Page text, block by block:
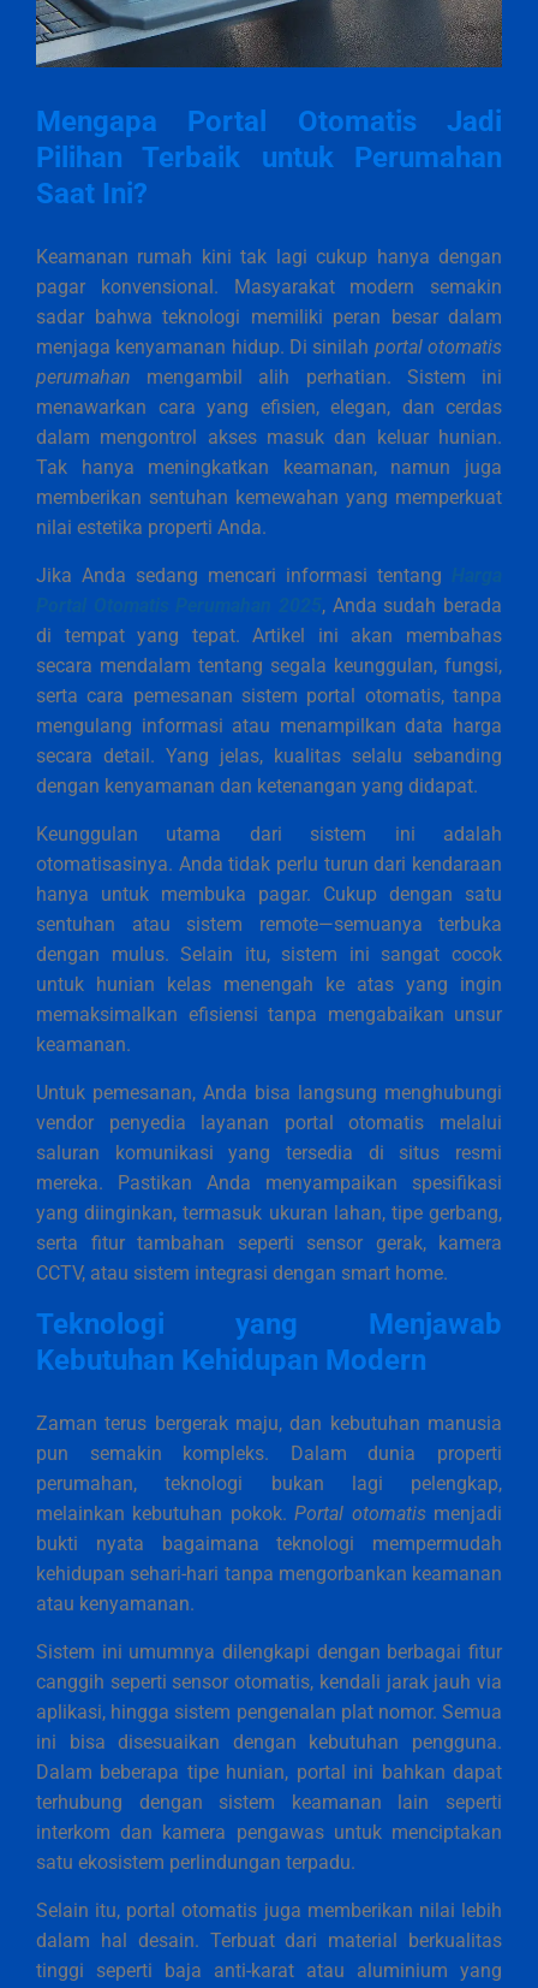
Mengapa Portal Otomatis Jadi
Pilihan Terbaik untuk Perumahan
Saat Ini?
Keamanan rumah kini tak lagi cukup hanya dengan
pagar konvensional. Masyarakat modern semakin
sadar bahwa teknologi memiliki peran besar dalam
menjaga kenyamanan hidup. Di sinilah portal otomatis
perumahan mengambil alih perhatian. Sistem ini
menawarkan cara yang efisien, elegan, dan cerdas
dalam mengontrol akses masuk dan keluar hunian.
Tak hanya meningkatkan keamanan, namun juga
memberikan sentuhan kemewahan yang memperkuat
nilai estetika properti Anda.
Jika Anda sedang mencari informasi tentang Harga
Portal Otomatis Perumahan 2025, Anda sudah berada
di tempat yang tepat. Artikel ini akan membahas
secara mendalam tentang segala keunggulan, fungsi,
serta cara pemesanan sistem portal otomatis, tanpa
mengulang informasi atau menampilkan data harga
secara detail. Yang jelas, kualitas selalu sebanding
dengan kenyamanan dan ketenangan yang didapat.
Keunggulan utama dari sistem ini adalah
otomatisasinya. Anda tidak perlu turun dari kendaraan
hanya untuk membuka pagar. Cukup dengan satu
sentuhan atau sistem remote—semuanya terbuka
dengan mulus. Selain itu, sistem ini sangat cocok
untuk hunian kelas menengah ke atas yang ingin
memaksimalkan efisiensi tanpa mengabaikan unsur
keamanan.
Untuk pemesanan, Anda bisa langsung menghubungi
vendor penyedia layanan portal otomatis melalui
saluran komunikasi yang tersedia di situs resmi
mereka. Pastikan Anda menyampaikan spesifikasi
yang diinginkan, termasuk ukuran lahan, tipe gerbang,
serta fitur tambahan seperti sensor gerak, kamera
CCTV, atau sistem integrasi dengan smart home.
Teknologi yang Menjawab
Kebutuhan Kehidupan Modern
Zaman terus bergerak maju, dan kebutuhan manusia
pun semakin kompleks. Dalam dunia properti
perumahan, teknologi bukan lagi pelengkap,
melainkan kebutuhan pokok.Portal otomatismenjadi
bukti nyata bagaimana teknologi mempermudah
kehidupan sehari-hari tanpa mengorbankan keamanan
atau kenyamanan.
Sistem ini umumnya dilengkapi dengan berbagai fitur
canggih seperti sensor otomatis, kendali jarak jauh via
aplikasi, hingga sistem pengenalan plat nomor. Semua
ini bisa disesuaikan dengan kebutuhan pengguna.
Dalam beberapa tipe hunian, portal ini bahkan dapat
terhubung dengan sistem keamanan lain seperti
interkom dan kamera pengawas untuk menciptakan
satu ekosistem perlindungan terpadu.
Selain itu, portal otomatis juga memberikan nilai lebih
dalam hal desain. Terbuat dari material berkualitas
tinggi seperti baja anti-karat atau aluminium yang